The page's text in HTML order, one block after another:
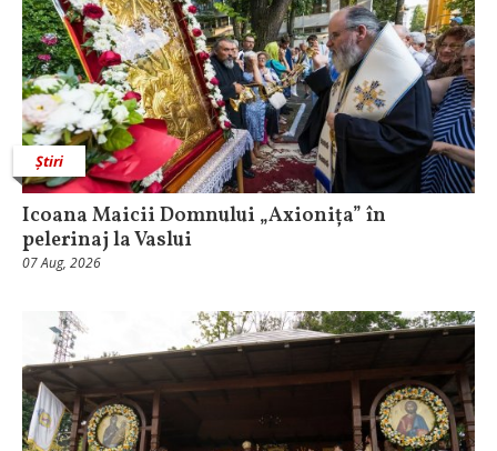
Știri
Icoana Maicii Domnului „Axionița” în
pelerinaj la Vaslui
07 Aug, 2026